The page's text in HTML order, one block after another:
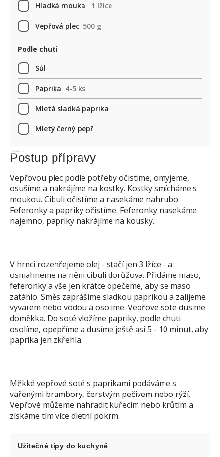
Hladká mouka 1 lžíce
Vepřová plec 500 g
Podle chuti
Sůl
Paprika 4-5 ks
Mletá sladká paprika
Mletý černý pepř
Reklama
Postup přípravy
Vepřovou plec podle potřeby očistíme, omyjeme,
osušíme a nakrájíme na kostky. Kostky smícháme s
moukou. Cibuli očistíme a nasekáme nahrubo.
Feferonky a papriky očistíme. Feferonky nasekáme
najemno, papriky nakrájíme na kousky.
V hrnci rozehřejeme olej - stačí jen 3 lžíce - a
osmahneme na něm cibuli dorůžova. Přidáme maso,
feferonky a vše jen krátce opečeme, aby se maso
zatáhlo. Směs zaprášíme sladkou paprikou a zalijeme
vývarem nebo vodou a osolíme. Vepřové soté dusíme
doměkka. Do soté vložíme papriky, podle chuti
osolíme, opepříme a dusíme ještě asi 5 - 10 minut, aby
paprika jen zkřehla.
Měkké vepřové soté s paprikami podáváme s
vařenými brambory, čerstvým pečivem nebo rýží.
Vepřové můžeme nahradit kuřecím nebo krůtím a
získáme tím více dietní pokrm.
Užitečné tipy do kuchyně